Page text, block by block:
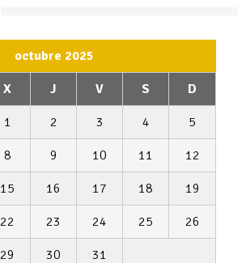
octubre 2025
X J V S D
1 2 3 4 5
8 9 10 11 12
15 16 17 18 19
22 23 24 25 26
29 30 31